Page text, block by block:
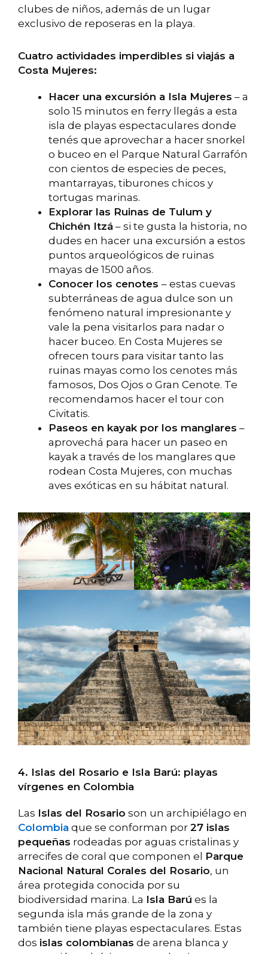
clubes de niños, además de un lugar
exclusivo de reposeras en la playa.
Cuatro actividades imperdibles si viajás a
Costa Mujeres:
Hacer una excursión a Isla Mujeres – a
solo 15 minutos en ferry llegás a esta
isla de playas espectaculares donde
tenés que aprovechar a hacer snorkel
o buceo en el Parque Natural Garrafón
con cientos de especies de peces,
mantarrayas, tiburones chicos y
tortugas marinas.
Explorar las Ruinas de Tulum y
Chichén Itzá – si te gusta la historia, no
dudes en hacer una excursión a estos
puntos arqueológicos de ruinas
mayas de 1500 años.
Conocer los cenotes – estas cuevas
subterráneas de agua dulce son un
fenómeno natural impresionante y
vale la pena visitarlos para nadar o
hacer buceo. En Costa Mujeres se
ofrecen tours para visitar tanto las
ruinas mayas como los cenotes más
famosos, Dos Ojos o Gran Cenote. Te
recomendamos hacer el tour con
Civitatis.
Paseos en kayak por los manglares –
aprovechá para hacer un paseo en
kayak a través de los manglares que
rodean Costa Mujeres, con muchas
aves exóticas en su hábitat natural.
4. Islas del Rosario e Isla Barú: playas
vírgenes en Colombia
Las Islas del Rosario son un archipiélago en
Colombia que se conforman por 27 islas
pequeñas rodeadas por aguas cristalinas y
arrecifes de coral que componen el Parque
Nacional Natural Corales del Rosario, un
área protegida conocida por su
biodiversidad marina. La Isla Barú es la
segunda isla más grande de la zona y
también tiene playas espectaculares. Estas
dos islas colombianas de arena blanca y